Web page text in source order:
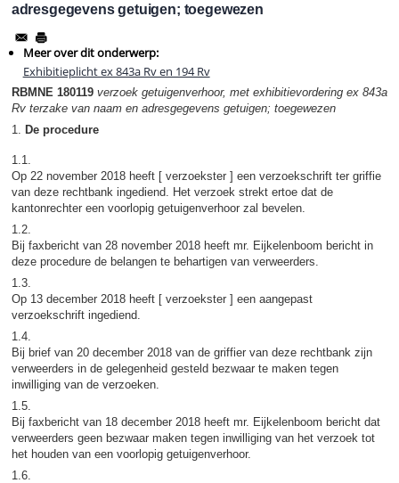
adresgegevens getuigen; toegewezen
Meer over dit onderwerp:
Exhibitieplicht ex 843a Rv en 194 Rv
RBMNE 180119 verzoek getuigenverhoor, met exhibitievordering ex 843a
Rv terzake van naam en adresgegevens getuigen; toegewezen
1. De procedure
1.1.
Op 22 november 2018 heeft [ verzoekster ] een verzoekschrift ter griffie
van deze rechtbank ingediend. Het verzoek strekt ertoe dat de
kantonrechter een voorlopig getuigenverhoor zal bevelen.
1.2.
Bij faxbericht van 28 november 2018 heeft mr. Eijkelenboom bericht in
deze procedure de belangen te behartigen van verweerders.
1.3.
Op 13 december 2018 heeft [ verzoekster ] een aangepast
verzoekschrift ingediend.
1.4.
Bij brief van 20 december 2018 van de griffier van deze rechtbank zijn
verweerders in de gelegenheid gesteld bezwaar te maken tegen
inwilliging van de verzoeken.
1.5.
Bij faxbericht van 18 december 2018 heeft mr. Eijkelenboom bericht dat
verweerders geen bezwaar maken tegen inwilliging van het verzoek tot
het houden van een voorlopig getuigenverhoor.
1.6.